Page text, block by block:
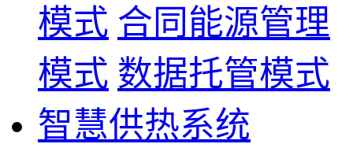
模式 合同能源管理
模式 数据托管模式
智慧供热系统